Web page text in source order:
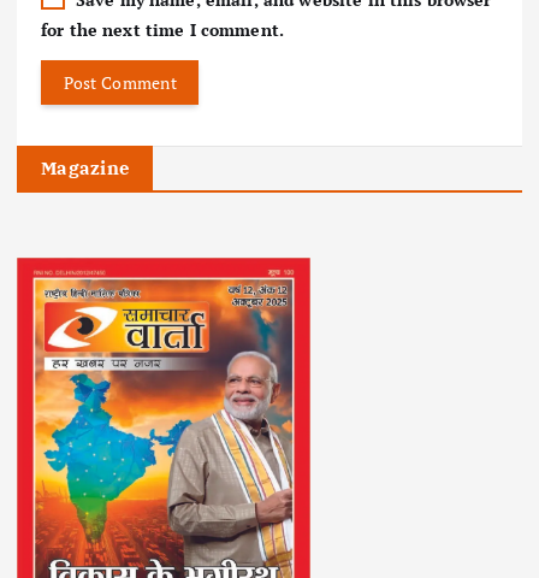
for the next time I comment.
Magazine